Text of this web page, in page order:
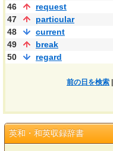
46
request
47
particular
48
current
49
break
50
regard
前の日を検索
英和・和英収録辞書